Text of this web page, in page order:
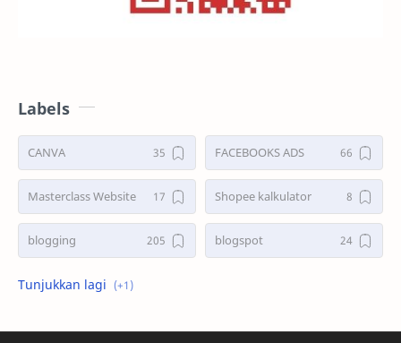
Labels
CANVA FACEBOOKS ADS
Masterclass Website Shopee kalkulator
blogging blogspot
shopee